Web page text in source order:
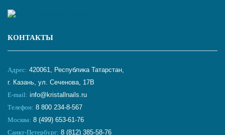
КОНТАКТЫ
Адрес: 420061, Республика Татарстан,
г. Казань, ул. Сеченова, 17В
E-mail: info@kristallnails.ru
Телефон: 8 800 234-8-567
Москва: 8 (499) 653-61-76
Санкт-Петербург: 8 (812) 385-58-76